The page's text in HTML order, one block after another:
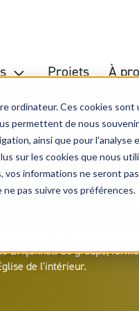
ordinateur. Ces cookies
permettent de nous
ainsi que pour
sur les cookies que nous
vos informations ne seront
pas suivre vos préférences.
Projets À
Bible
Briçonnet. Ce groupe,
de l'intérieur.